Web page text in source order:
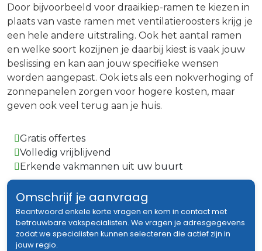
Door bijvoorbeeld voor draaikiep-ramen te kiezen in
plaats van vaste ramen met ventilatieroosters krijg je
een hele andere uitstraling. Ook het aantal ramen
en welke soort kozijnen je daarbij kiest is vaak jouw
beslissing en kan aan jouw specifieke wensen
worden aangepast. Ook iets als een nokverhoging of
zonnepanelen zorgen voor hogere kosten, maar
geven ook veel terug aan je huis.
Gratis offertes
Volledig vrijblijvend
Erkende vakmannen uit uw buurt
Omschrijf je aanvraag
Beantwoord enkele korte vragen en kom in contact met
betrouwbare vakspecialisten. We vragen je adresgegevens
zodat we specialisten kunnen selecteren die actief zijn in
jouw regio.